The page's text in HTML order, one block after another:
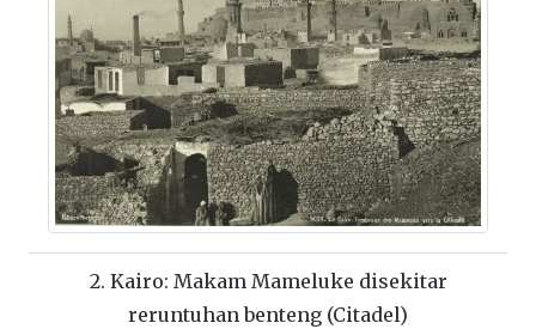
2. Kairo: Makam Mameluke disekitar
reruntuhan benteng (Citadel)